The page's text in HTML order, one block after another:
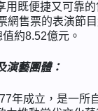
用既便捷又可靠
網售票的表演節
約8.52億元。
演藝團體：
年成立，是一所